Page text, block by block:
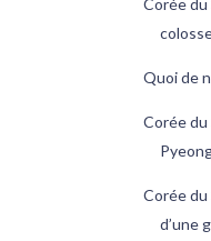
Corée du
Quoi de
Corée du
Corée du
d’une